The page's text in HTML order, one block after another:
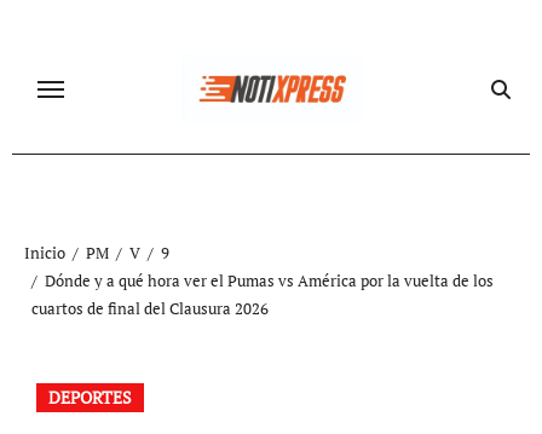
contenido
Inicio PM V
9
Dónde y a qué hora ver el Pumas vs América por la vuelta de los
cuartos de final del Clausura 2026
DEPORTES